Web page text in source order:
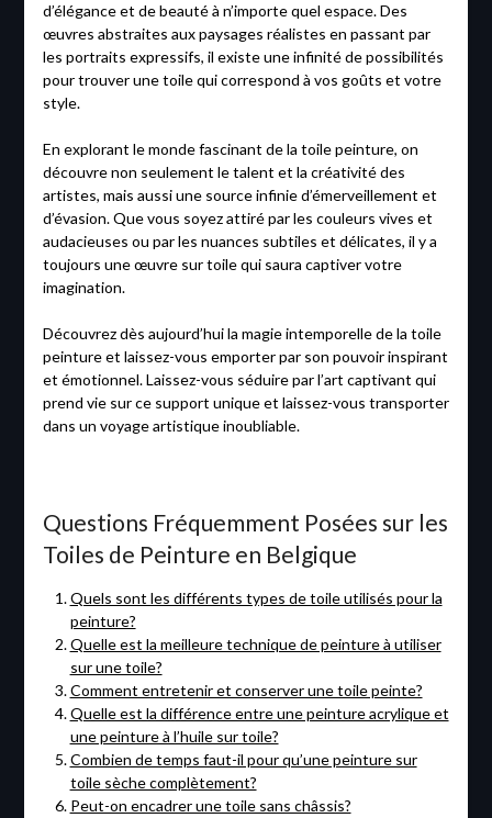
d’élégance et de beauté à n’importe quel espace. Des
œuvres abstraites aux paysages réalistes en passant par
les portraits expressifs, il existe une infinité de possibilités
pour trouver une toile qui correspond à vos goûts et votre
style.
En explorant le monde fascinant de la toile peinture, on
découvre non seulement le talent et la créativité des
artistes, mais aussi une source infinie d’émerveillement et
d’évasion. Que vous soyez attiré par les couleurs vives et
audacieuses ou par les nuances subtiles et délicates, il y a
toujours une œuvre sur toile qui saura captiver votre
imagination.
Découvrez dès aujourd’hui la magie intemporelle de la toile
peinture et laissez-vous emporter par son pouvoir inspirant
et émotionnel. Laissez-vous séduire par l’art captivant qui
prend vie sur ce support unique et laissez-vous transporter
dans un voyage artistique inoubliable.
Questions Fréquemment Posées sur les
Toiles de Peinture en Belgique
Quels sont les différents types de toile utilisés pour la
peinture?
Quelle est la meilleure technique de peinture à utiliser
sur une toile?
Comment entretenir et conserver une toile peinte?
Quelle est la différence entre une peinture acrylique et
une peinture à l’huile sur toile?
Combien de temps faut-il pour qu’une peinture sur
toile sèche complètement?
Peut-on encadrer une toile sans châssis?